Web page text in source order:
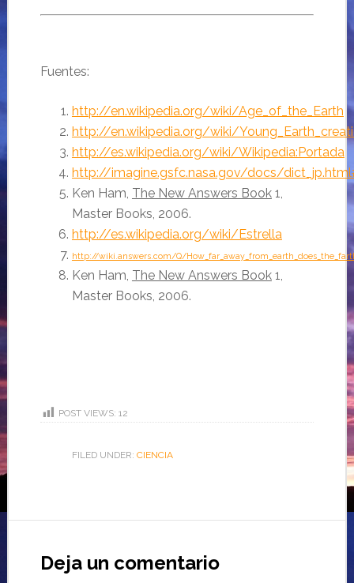
Fuentes:
http://en.wikipedia.org/wiki/Age_of_the_Earth
http://en.wikipedia.org/wiki/
http://es.wikipedia.org/wiki/Wikipedia:Portada
http://imagine.gsfc.nasa.gov/docs/
Ken Ham, The New Answers Book1,
Master Books, 2006.
http://es.wikipedia.org/wiki/Estrella
http://wiki.answers.com/Q/
Ken Ham, The New Answers Book1,
Master Books, 2006.
POST VIEWS: 12
FILED UNDER: CIENCIA
Deja un comentario